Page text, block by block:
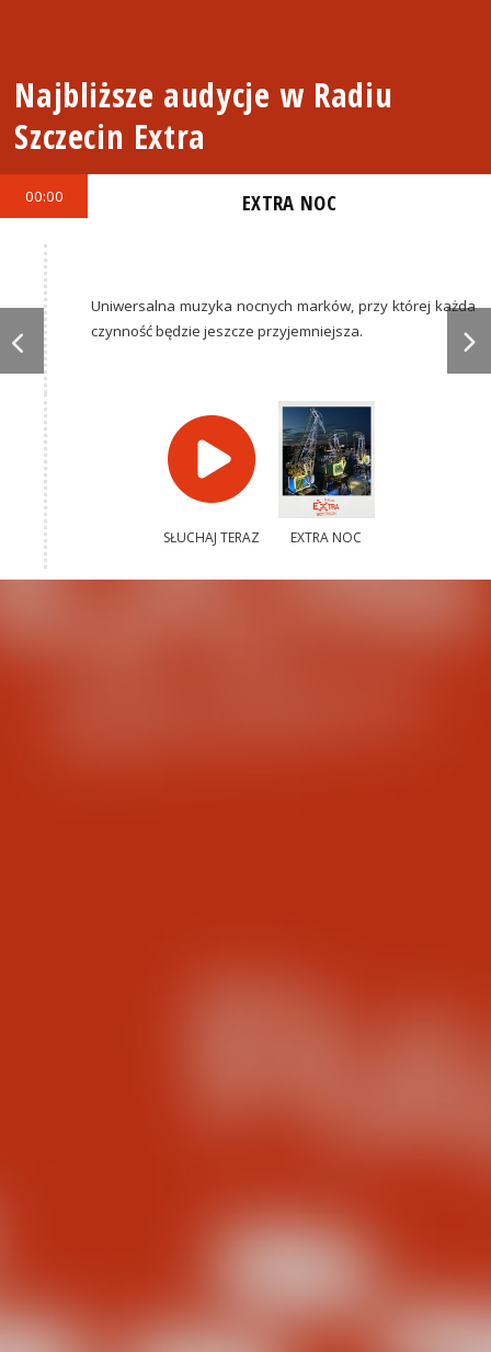
Najbliższe audycje w Radiu
Szczecin Extra
00:00 EXTRA NOC
Uniwersalna muzyka nocnych marków, przy której każda
czynność będzie jeszcze przyjemniejsza.
SŁUCHAJ TERAZ EXTRA NOC